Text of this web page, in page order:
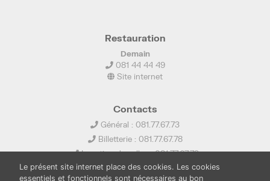
Restauration
Demain
081 44 44 49
Site internet
Contacts
Général : 081.77.67.73
Billetterie : 081.77.67.78
Location de salles : 081.77.67.79
info@ledelta.be
Le présent site internet place des cookies. Les cookies
essentiels et fonctionnels sont nécessaires au bon